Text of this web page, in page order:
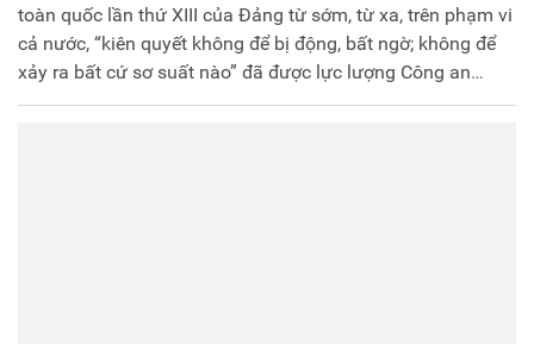
toàn quốc lần thứ XIII của Đảng từ sớm, từ xa, trên phạm vi
cả nước, “kiên quyết không để bị động, bất ngờ; không để
xảy ra bất cứ sơ suất nào” đã được lực lượng Công an
nhân dân (CAND) quán triệt sâu sắc và thực hiện nghiêm